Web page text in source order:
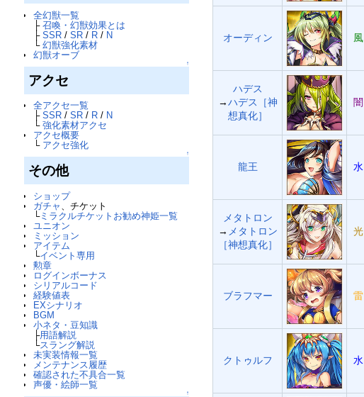
全幻獣一覧
├ 召喚・幻獣効果とは
├ SSR/ SR/ R/ N
└ 幻獣強化素材
幻獣オーブ
↑
アクセ
全アクセ一覧
├ SSR/ SR/ R/ N
└ 強化素材アクセ
アクセ概要
└ アクセ強化
↑
その他
ショップ
ガチャ
、チケット
└ミラクルチケットお勧め神姫一覧
ユニオン
ミッション
アイテム
└イベント専用
勲章
ログインボーナス
シリアルコード
経験値表
EXシナリオ
BGM
小ネタ・豆知識
├用語解説
└スラング解説
未実装情報一覧
メンテナンス履歴
確認された不具合一覧
声優・絵師一覧
↑
オーディン 風
ハデス
→ハデス［神
想真化］
闇
龍王 水
メタトロン
→ メタトロン
［神想真化］
光
ブラフマー 雷
クトゥルフ 水